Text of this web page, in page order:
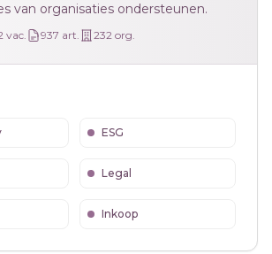
van organisaties ondersteunen.
vac. 937 art. 232 org.
ESG
Legal
Inkoop